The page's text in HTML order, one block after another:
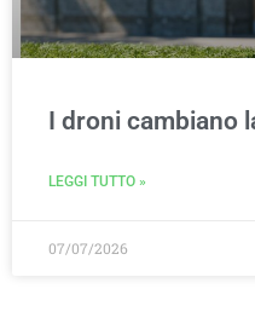
I droni cambiano
LEGGI TUTTO »
07/07/2026